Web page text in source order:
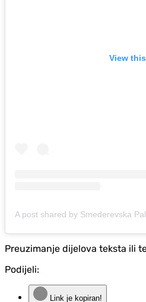
View
Preuzimanje dijelova teksta ili
Podijeli:
Link je kopiran!